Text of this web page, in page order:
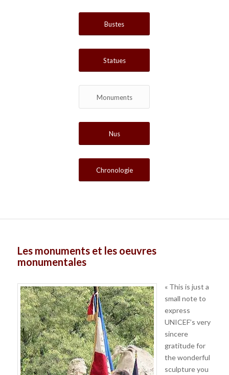
Bustes
Statues
Monuments
Nus
Chronologie
Les monuments et les oeuvres
monumentales
« This is just a
small note to
express
UNICEF’s very
sincere
gratitude for
the wonderful
sculpture you